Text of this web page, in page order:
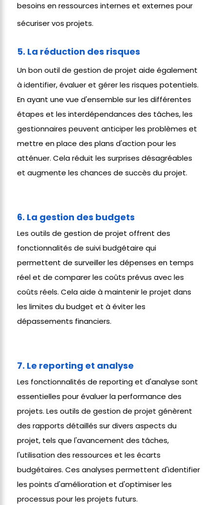
besoins en ressources internes et externes pour
sécuriser vos projets.
5. La réduction des risques
Un bon outil de gestion de projet aide également
à identifier, évaluer et gérer les risques potentiels.
En ayant une vue d'ensemble sur les différentes
étapes et les interdépendances des tâches, les
gestionnaires peuvent anticiper les problèmes et
mettre en place des plans d'action pour les
atténuer. Cela réduit les surprises désagréables
et augmente les chances de succès du projet.
6. La gestion des budgets
Les outils de gestion de projet offrent des
fonctionnalités de suivi budgétaire qui
permettent de surveiller les dépenses en temps
réel et de comparer les coûts prévus avec les
coûts réels. Cela aide à maintenir le projet dans
les limites du budget et à éviter les
dépassements financiers.
7. Le reporting et analyse
Les fonctionnalités de reporting et d'analyse sont
essentielles pour évaluer la performance des
projets. Les outils de gestion de projet génèrent
des rapports détaillés sur divers aspects du
projet, tels que l'avancement des tâches,
l'utilisation des ressources et les écarts
budgétaires. Ces analyses permettent d'identifier
les points d'amélioration et d'optimiser les
processus pour les projets futurs.